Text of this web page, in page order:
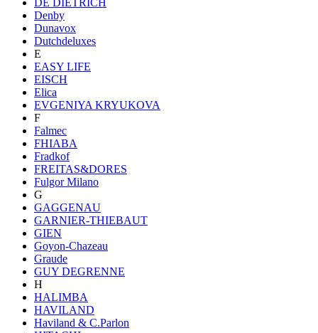
Denby
Dunavox
Dutchdeluxes
E
EASY LIFE
EISCH
Elica
EVGENIYA KRYUKOVA
F
Falmec
FHIABA
Fradkof
FREITAS&DORES
Fulgor Milano
G
GAGGENAU
GARNIER-THIEBAUT
GIEN
Goyon-Chazeau
Graude
GUY DEGRENNE
H
HALIMBA
HAVILAND
Haviland & C.Parlon